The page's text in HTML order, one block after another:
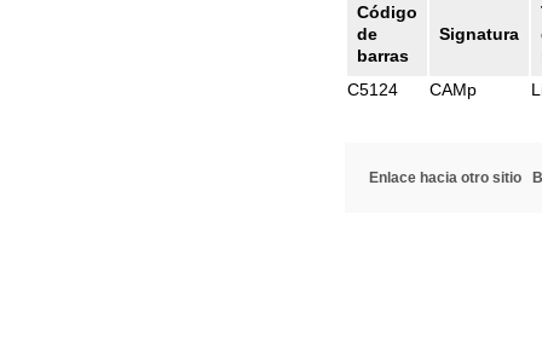
Código
de
barras
Signatura
C5124
CAMp
Enlace hacia otro sitio